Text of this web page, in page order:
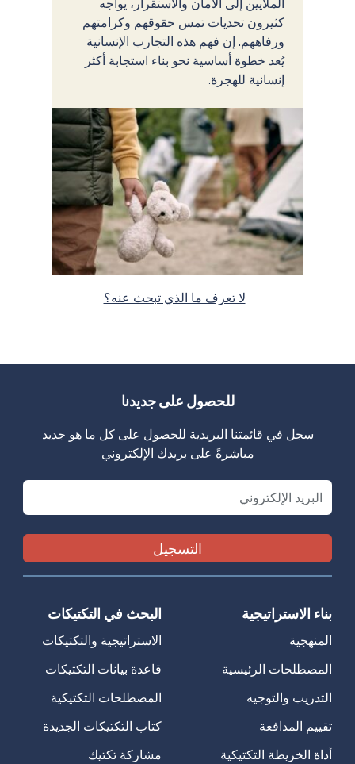
كثيرون تحديات تمس حقوقهم وكرامتهم
ورفاههم. إن فهم هذه التجارب الإنسانية
يُعد خطوة أساسية نحو بناء استجابة أكثر
إنسانية للهجرة.
لا تعرف ما الذي تبحث عنه؟
للحصول على جديدنا
سجل في قائمتنا البريدية للحصول على كل ما هو جديد
مباشرةً على بريدك الإلكتروني
Email
بناء الاستراتيجية
المنهجية
المصطلحات الرئيسية
التدريب والتوجيه
تقييم المدافعة
أداة الخريطة التكتيكية
البحث في التكتيكات
الاستراتيجية والتكتيكات
قاعدة بيانات التكتيكات
المصطلحات التكتيكية
كتاب التكتيكات الجديدة
مشاركة تكتيك